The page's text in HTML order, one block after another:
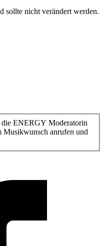
sollte nicht verändert werden.
ENERGY Moderatorin
Musikwunsch anrufen und